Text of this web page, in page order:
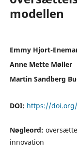
modellen
Emmy Hjort-
Anne Mette Møller
Martin Sandberg
DOI: https://doi.org/
Nøgleord:
innovation